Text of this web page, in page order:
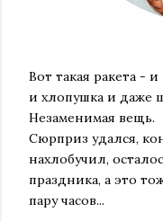
Вот такая ракета -
и хлопушка и даже
Незаменимая вещь.
Сюрприз удался,
нахлобучил,
праздника, а это
пару часов...